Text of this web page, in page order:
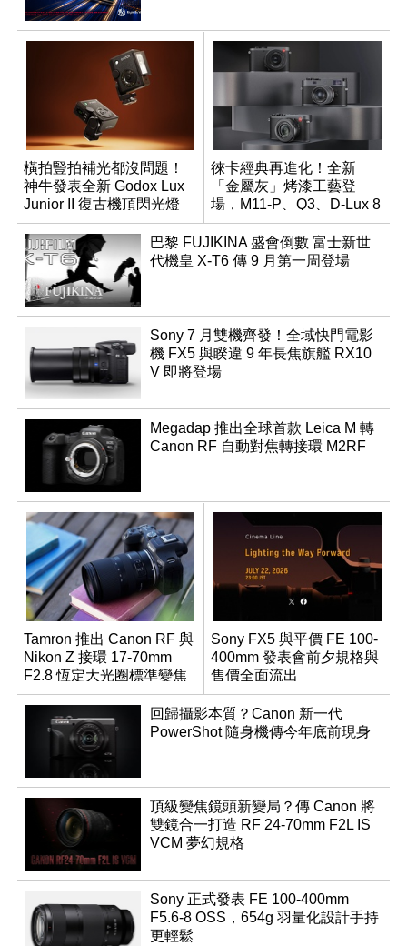
橫拍豎拍補光都沒問題！
神牛發表全新 Godox Lux
Junior II 復古機頂閃光燈
徠卡經典再進化！全新
「金屬灰」烤漆工藝登
場，M11-P、Q3、D-Lux 8
領銜換裝
巴黎 FUJIKINA 盛會倒數 富士新世
代機皇 X-T6 傳 9 月第一周登場
Sony 7 月雙機齊發！全域快門電影
機 FX5 與睽違 9 年長焦旗艦 RX10
V 即將登場
Megadap 推出全球首款 Leica M 轉
Canon RF 自動對焦轉接環 M2RF
Tamron 推出 Canon RF 與
Nikon Z 接環 17-70mm
F2.8 恆定大光圈標準變焦
鏡
Sony FX5 與平價 FE 100-
400mm 發表會前夕規格與
售價全面流出
回歸攝影本質？Canon 新一代
PowerShot 隨身機傳今年底前現身
頂級變焦鏡頭新變局？傳 Canon 將
雙鏡合一打造 RF 24-70mm F2L IS
VCM 夢幻規格
Sony 正式發表 FE 100-400mm
F5.6-8 OSS，654g 羽量化設計手持
更輕鬆